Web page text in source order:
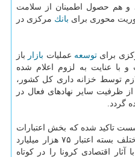
و هم حصول اطمینان از سلامت
محوری برای بانك مركزی در
برای توسعه عملیات بازار باز
با عنایت به لزوم اعلام شده
توسط خزانه داری كل كشور،
ظرفیت سایر نهادهای فعال در
گردد.
تاكید شده كه بخش اعتبارات
بانك مراحل اجرایی بخش های مختلف بسته اعتبار ۷۵ هزار میلیارد
آثار اقتصادی كرونا را در كوتاه